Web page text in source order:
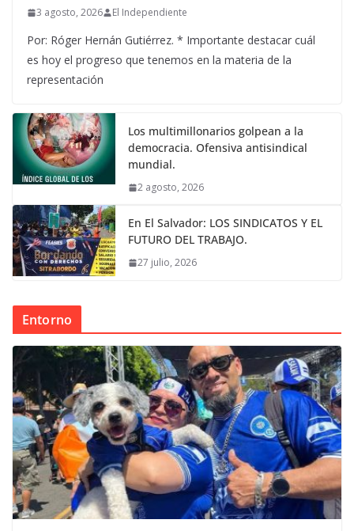
3 agosto, 2026 El Independiente
Por: Róger Hernán Gutiérrez. * Importante destacar cuál
es hoy el progreso que tenemos en la materia de la
representación
Los multimillonarios golpean a la
democracia. Ofensiva antisindical
mundial.
2 agosto, 2026
En El Salvador: LOS SINDICATOS Y EL
FUTURO DEL TRABAJO.
27 julio, 2026
Entorno